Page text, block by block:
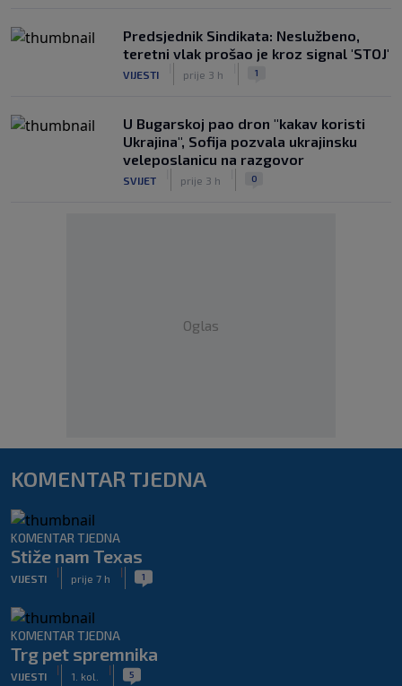
Predsjednik Sindikata: Neslužbeno,
teretni vlak prošao je kroz signal 'STOJ'
VIJESTI prije 3 h 1
U Bugarskoj pao dron "kakav koristi
Ukrajina", Sofija pozvala ukrajinsku
veleposlanicu na razgovor
SVIJET prije 3 h 0
Oglas
KOMENTAR TJEDNA
KOMENTAR TJEDNA
Stiže nam Texas
VIJESTI
|
prije 7 h
| 1
KOMENTAR TJEDNA
Trg pet spremnika
VIJESTI
|
1. kol.
| 5